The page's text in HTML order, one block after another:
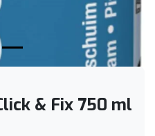
& Fix 750 ml